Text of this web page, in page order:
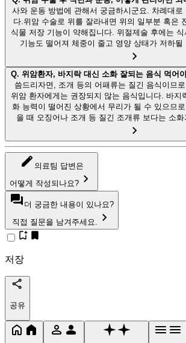
사와 운동 방법에 관해서 궁금하시군요. 차례대로
다.위암 수술로 위를 잘라내면 위의 일부분 혹은
식물 저장 기능이 약해집니다. 위절제술 후에는
기능도 떨어져 체중이 줄고 영양 상태가 저하
Q. 위암환자, 바지락 대신 소화 잘되는 음식 먹어
씀드리자면, 조개 등의 어패류는 질긴 음식이므
위암 환자에게는 권장되지 않는 음식입니다. 바지
화 능력이 떨어진 상황에서 무리가 될 수 있으므
을 때 오징어나 조개 등 질긴 조개류 보다는 소
의료팀 답변은
어떻게 작성되나요?
더 궁금한 내용이 있나요?
직접 질문을 남겨주세요.
저장
공유